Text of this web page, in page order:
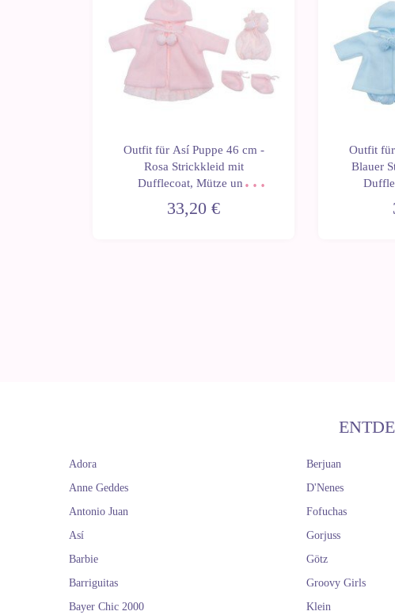
Outfit für Así Puppe 46 cm -
Rosa Strickkleid mit
Dufflecoat, Mütze und
33,20 €
Outfit
Blauer
Adora
Anne Geddes
Antonio Juan
Así
Barbie
Barriguitas
Bayer Chic 2000
Berjuan
D'Nenes
Fofuchas
Gorjuss
Götz
Groovy Girls
Klein